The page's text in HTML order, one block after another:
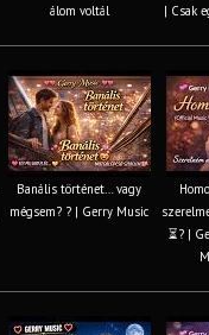
álom voltál
| Csak
Banális történet… vagy
mégsem? ? | Gerry Music
⏳? |